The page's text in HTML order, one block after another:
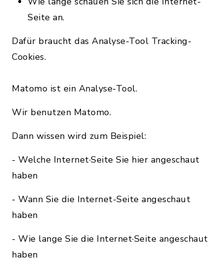
Seite an.
Dafür braucht das Analyse-Tool Tracking-
Cookies.
Matomo ist ein Analyse-Tool.
Wir benutzen Matomo.
Dann wissen wird zum Beispiel:
- Welche Internet·Seite Sie hier angeschaut
haben
- Wann Sie die Internet-Seite angeschaut
haben
- Wie lange Sie die Internet·Seite angeschaut
haben